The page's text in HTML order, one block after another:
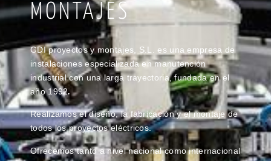
MONTAJES
GDI proyectos y montajes, S.L. es una empresa de
instalaciones especializada en manutención
industrial con una larga trayectoria, fundada en el
año 1992.
Realizamos el diseño, la fabricación y el montaje de
todos los proyectos eléctricos.
Ofrecemos tanto a nivel nacional como internacional